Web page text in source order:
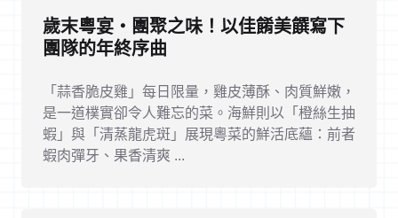
歲末粵宴・團聚之味！以佳餚美饌寫下
團隊的年終序曲
「蒜香脆皮雞」每日限量，雞皮薄酥、肉質鮮嫩，
是一道樸實卻令人難忘的菜。海鮮則以「橙絲生抽
蝦」與「清蒸龍虎斑」展現粵菜的鮮活底蘊：前者
蝦肉彈牙、果香清爽 ...